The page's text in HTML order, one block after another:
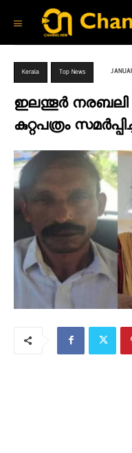
Kerala Top News
ഇലന്തൂർ നരബലി
കുറ്റപത്രം